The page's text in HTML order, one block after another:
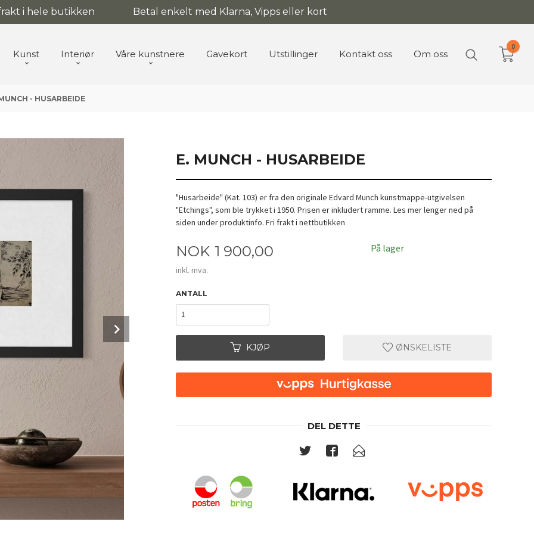
i hele butikken Betal enkelt med Klarna, Vipps eller kort
Kunst Interiør Våre kunstnere Gavekort Utstillinger Kontakt oss Om oss
0
- HUSARBEIDE
E. MUNCH - HUSARBEIDE
"Husarbeide" (Kat. 103) er fra den originale Edvard Munch kunstmappe-utgivelsen
"Etchings", som ble trykket i 1950. Prisen er inkludert ramme. Les mer lenger ned på
siden under produktinfo. Fri frakt i nettbutikken
Pris
NOK 1 900,00
inkl. mva.
På lager
ANTALL
KJØP ØNSKELISTE
DEL DETTE